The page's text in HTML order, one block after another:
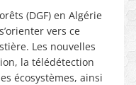
(DGF) en Algérie
vers ce
Les nouvelles
la télédétection
écosystèmes, ainsi